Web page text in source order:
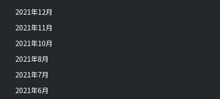
2021年12月
2021年11月
2021年10月
2021年8月
2021年7月
2021年6月